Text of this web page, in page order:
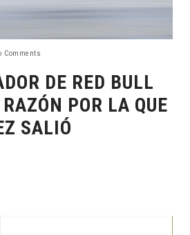
Comments
DE RED BULL
POR LA QUE
SALIÓ